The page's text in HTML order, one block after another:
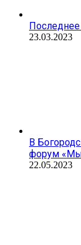
23.03.2023
В
форум «Мы
22.05.2023